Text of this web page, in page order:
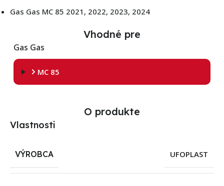
Gas Gas MC 85 2021, 2022, 2023, 2024
Vhodné pre
Gas Gas
MC 85
O produkte
Vlastnosti
VÝROBCA UFOPLAST